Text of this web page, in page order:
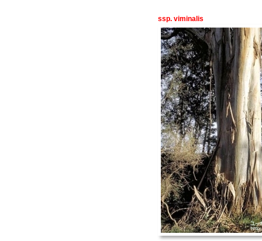
ssp. viminalis